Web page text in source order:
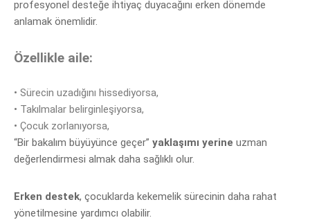
profesyonel desteğe ihtiyaç duyacağını erken dönemde
anlamak önemlidir.
Özellikle aile:
• Sürecin uzadığını hissediyorsa,
• Takılmalar belirginleşiyorsa,
• Çocuk zorlanıyorsa,
“Bir bakalım büyüyünce geçer” yaklaşımı yerine uzman
değerlendirmesi almak daha sağlıklı olur.
Erken destek, çocuklarda kekemelik sürecinin daha rahat
yönetilmesine yardımcı olabilir.